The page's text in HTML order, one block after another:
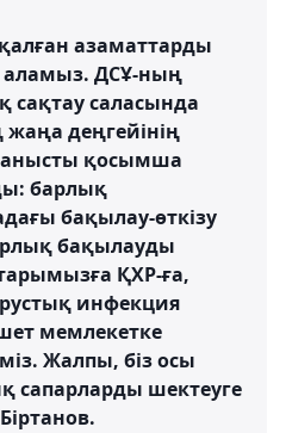
азаматтарды
ДСҰ-ның
сақтау саласында
деңгейінің
қосымша
барлық
бақылау-өткізу
бақылауды
ҚХР-ға,
инфекция
мемлекетке
Жалпы, біз осы
сапарларды шектеуге